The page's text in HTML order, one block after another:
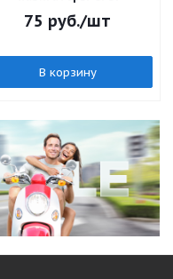
75 руб./шт
В корзину